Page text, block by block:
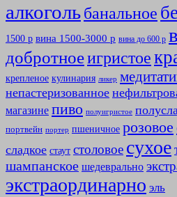
алкогольбанальное
1500 р вина 1500-3000 р вина до 600 р
добротноеигристое
крепленое кулинария ликер
непастеризованное
магазине пиво полуигристое
портвейн портер пшеничное розовое
сладкое стаут столовое сухое
шампанское шедеврально
экстраординарно эль